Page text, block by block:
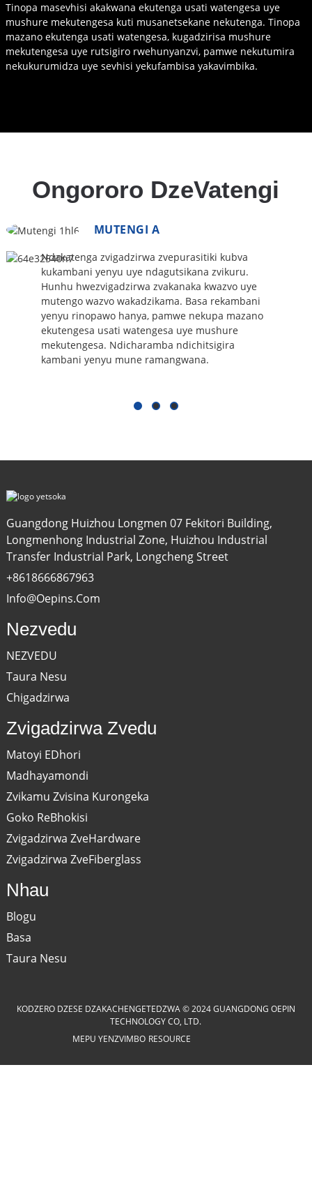
Tinopa masevhisi akakwana ekutenga usati watengesa uye
mushure mekutengesa kuti musanetsekane nekutenga. Tinopa
mazano ekutenga usati watengesa, kugadzirisa mushure
mekutengesa uye rutsigiro rwehunyanzvi, pamwe nekutumira
nekukurumidza uye sevhisi yekufambisa yakavimbika.
Ongororo DzeVatengi
MUTENGI A
Ndakatenga zvigadzirwa zvepurasitiki kubva
kukambani yenyu uye ndagutsikana zvikuru.
Hunhu hwezvigadzirwa zvakanaka kwazvo uye
mutengo wazvo wakadzikama. Basa rekambani
yenyu rinopawo hanya, pamwe nekupa mazano
ekutengesa usati watengesa uye mushure
mekutengesa. Ndicharamba ndichitsigira
kambani yenyu mune ramangwana.
Guangdong Huizhou Longmen 07 Fekitori Building,
Longmenhong Industrial Zone, Huizhou Industrial
Transfer Industrial Park, Longcheng Street
+8618666867963
Info@oepins.com
Nezvedu
NEZVEDU
Taura Nesu
Chigadzirwa
Zvigadzirwa Zvedu
Matoyi EDhori
Madhayamondi
Zvikamu Zvisina Kurongeka
Goko ReBhokisi
Zvigadzirwa ZveHardware
Zvigadzirwa ZveFiberglass
Nhau
Blogu
Basa
Taura Nesu
KODZERO DZESE DZAKACHENGETEDZWA © 2024 GUANGDONG OEPIN
TECHNOLOGY CO, LTD.
MEPU YENZVIMBO RESOURCE